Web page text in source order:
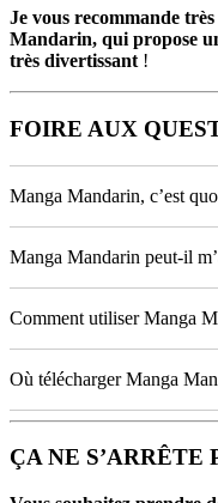
Je vous recommande
Mandarin, qui propose
très divertissant !
FOIRE AUX
Manga Mandarin, c’est
Manga Mandarin peut-il
Comment utiliser Manga
Où télécharger Manga
ÇA NE S’ARRÊTE